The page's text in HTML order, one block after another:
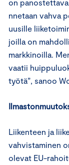
on
nnetaan vahva
uusille
joilla on
markkinoilla.
vaatii
työtä”, sanoo
Liikenteen ja
vahvistaminen
olevat EU-